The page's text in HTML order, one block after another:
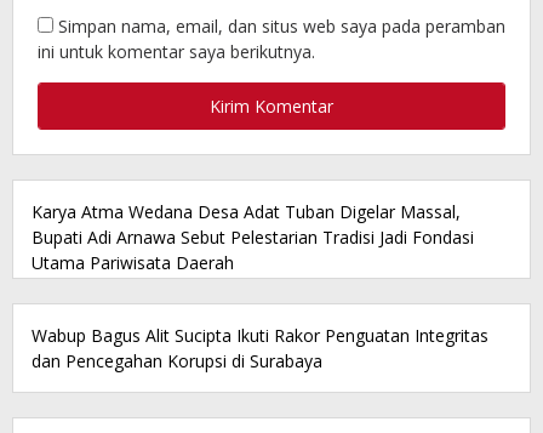
Simpan nama, email, dan situs web saya pada peramban
ini untuk komentar saya berikutnya.
Karya Atma Wedana Desa Adat Tuban Digelar Massal,
Bupati Adi Arnawa Sebut Pelestarian Tradisi Jadi Fondasi
Utama Pariwisata Daerah
Wabup Bagus Alit Sucipta Ikuti Rakor Penguatan Integritas
dan Pencegahan Korupsi di Surabaya